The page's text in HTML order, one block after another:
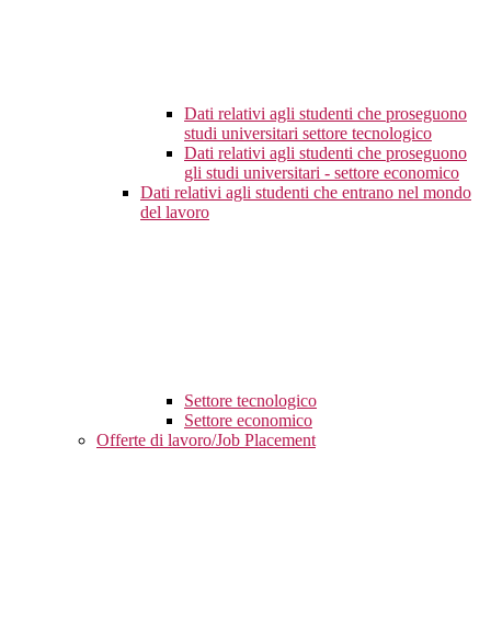
Dati relativi agli studenti che proseguono
studi universitari settore tecnologico
Dati relativi agli studenti che proseguono
gli studi universitari - settore economico
Dati relativi agli studenti che entrano nel mondo
del lavoro
Settore tecnologico
Settore economico
Offerte di lavoro/Job Placement